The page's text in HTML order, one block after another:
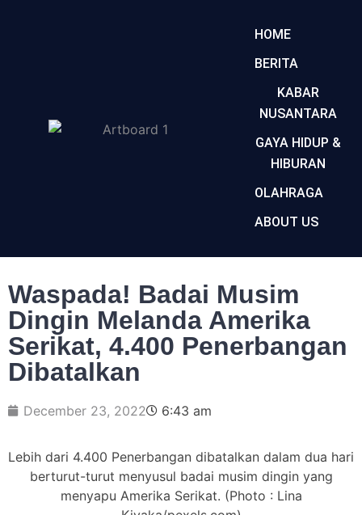
HOME
BERITA
KABAR
NUSANTARA
GAYA HIDUP &
HIBURAN
OLAHRAGA
ABOUT US
Waspada! Badai Musim
Dingin Melanda Amerika
Serikat, 4.400 Penerbangan
Dibatalkan
December 23, 2022 6:43 am
Lebih dari 4.400 Penerbangan dibatalkan dalam dua hari
berturut-turut menyusul badai musim dingin yang
menyapu Amerika Serikat. (Photo : Lina